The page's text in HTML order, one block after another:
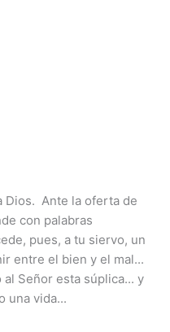
Dios. Ante la oferta de
con palabras
pues, a tu siervo, un
entre el bien y el mal...
Señor esta súplica... y
una vida...